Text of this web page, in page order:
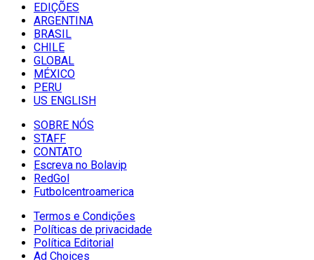
EDIÇÕES
ARGENTINA
BRASIL
CHILE
GLOBAL
MÉXICO
PERU
US ENGLISH
SOBRE NÓS
STAFF
CONTATO
Escreva no Bolavip
RedGol
Futbolcentroamerica
Termos e Condições
Políticas de privacidade
Política Editorial
Ad Choices